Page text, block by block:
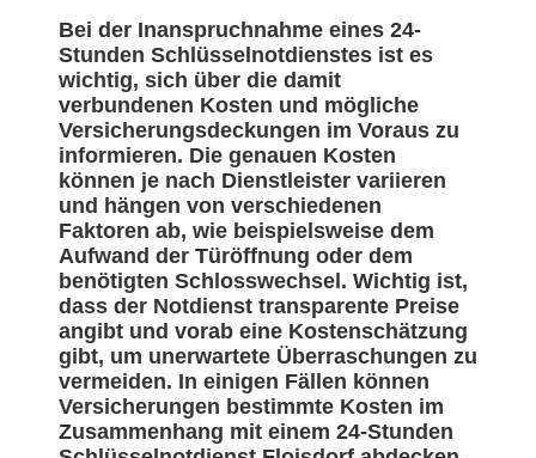
Bei der Inanspruchnahme eines 24-
Stunden Schlüsselnotdienstes ist es
wichtig, sich über die damit
verbundenen Kosten und mögliche
Versicherungsdeckungen im Voraus zu
informieren. Die genauen Kosten
können je nach Dienstleister variieren
und hängen von verschiedenen
Faktoren ab, wie beispielsweise dem
Aufwand der Türöffnung oder dem
benötigten Schlosswechsel. Wichtig ist,
dass der Notdienst transparente Preise
angibt und vorab eine Kostenschätzung
gibt, um unerwartete Überraschungen zu
vermeiden. In einigen Fällen können
Versicherungen bestimmte Kosten im
Zusammenhang mit einem 24-Stunden